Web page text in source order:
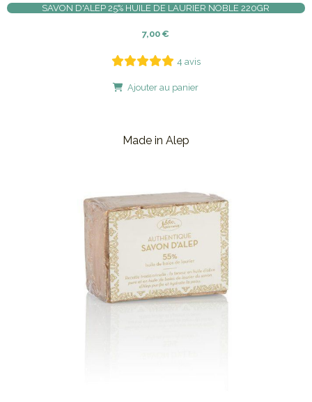
SAVON D'ALEP 25% HUILE DE LAURIER NOBLE 220GR
7,00 €
4 avis
Ajouter au panier
Made in Alep